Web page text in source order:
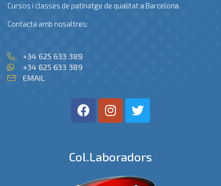
Cursos i classes de patinatge de qualitat a Barcelona.
Contacta amb nosaltres:
+34 625 633 389
+34 625 633 389
EMAIL
Col.laboradors